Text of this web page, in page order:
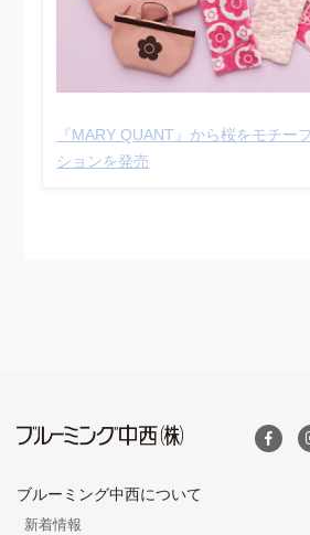
『MARY QUANT』から桜をモチー
ションを発売
ブルーミング中西について
新着情報